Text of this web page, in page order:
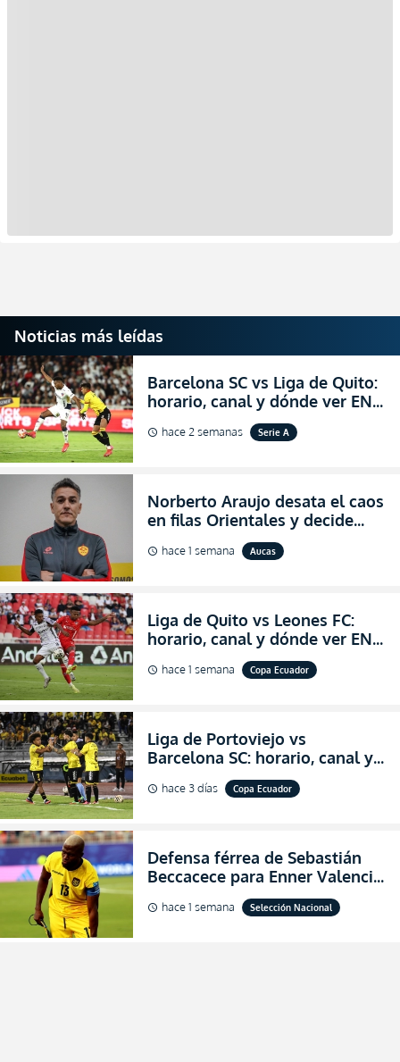
Noticias más leídas
Barcelona SC vs Liga de Quito:
horario, canal y dónde ver EN
VIVO la Fecha 22 de la LigaPro
2026
schedule hace 2 semanas Serie A
Norberto Araujo desata el caos
en filas Orientales y decide
abandonar la dirección técnica
de Aucas
schedule hace 1 semana Aucas
Liga de Quito vs Leones FC:
horario, canal y dónde ver EN
VIVO los octavos de final de la
Copa Ecuador 2026
schedule hace 1 semana Copa Ecuador
Liga de Portoviejo vs
Barcelona SC: horario, canal y
dónde ver EN VIVO los octavos
de final de la Copa Ecuador
schedule hace 3 días Copa Ecuador
Defensa férrea de Sebastián
Beccacece para Enner Valencia
al indicar que era el hombre
indicado para Ecuador
schedule hace 1 semana Selección Nacional